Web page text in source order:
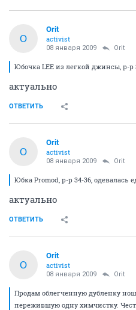
O
Orit
activist
08 января 2009 Orit
Юбочка LEE из легкой джинсы, р-р
актуально
ОТВЕТИТЬ
O
Orit
activist
08 января 2009 Orit
Юбка Promod, р-р 34-36, одевалась
актуально
ОТВЕТИТЬ
O
Orit
activist
08 января 2009 Orit
Продам облегченную дубленку
пережившую одну химчистку.